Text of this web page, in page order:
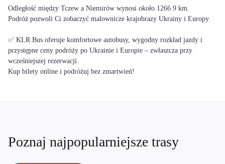
Odległość między Tczew a Niemirów wynosi około 1266.9 km.
Podróż pozwoli Ci zobaczyć malownicze krajobrazy Ukrainy i Europy.
✅ KLR Bus oferuje komfortowe autobusy, wygodny rozkład jazdy i
przystępne ceny podróży po Ukrainie i Europie – zwłaszcza przy
wcześniejszej rezerwacji.
Kup bilety online i podróżuj bez zmartwień!
Poznaj najpopularniejsze trasy